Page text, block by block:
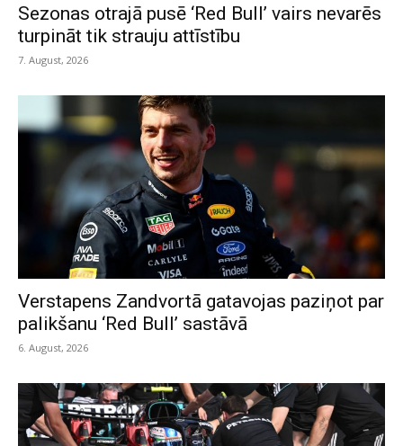
Sezonas otrajā pusē ‘Red Bull’ vairs nevarēs
turpināt tik strauju attīstību
7. August, 2026
Verstapens Zandvortā gatavojas paziņot par
palikšanu ‘Red Bull’ sastāvā
6. August, 2026